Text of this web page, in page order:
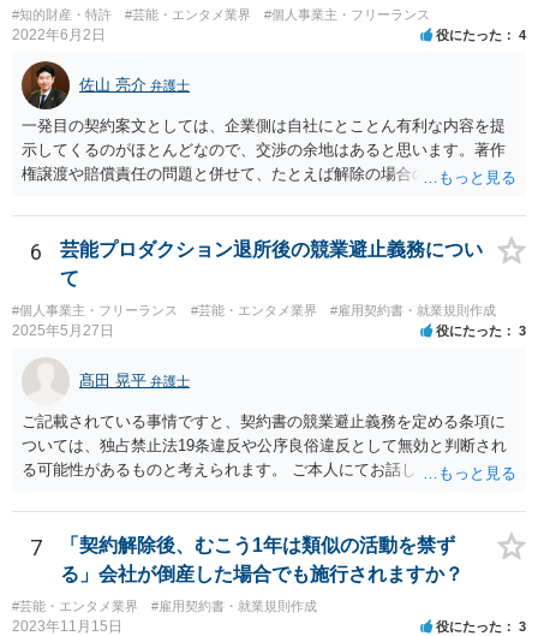
#知的財産・特許 #芸能・エンタメ業界 #個人事業主・フリーランス
2022年6月2日 役にたった 4
佐山 亮介 弁護士
一発目の契約案文としては、企業側は自社にとことん有利な内容を提
示してくるのがほとんどなので、交渉の余地はあると思います。著作
権譲渡や賠償責任の問題と併せて、たとえば解除の場合のクリエータ
ます（実際、民法の原則では一方的な委任契約の解除には、必要に応
じて損害の補償をしなければならないと定められています。） ただ、
そこで「これはうちの定型書式なので変更できない」といった趣旨の
して契約を見送られた方が良いように思います。
6
芸能プロダクション退所後の競業避止義務につい
て
#個人事業主・フリーランス #芸能・エンタメ業界 #雇用契約書・就業規則作成
2025年5月27日 役にたった 3
髙田 晃平 弁護士
ご記載されている事情ですと、契約書の競業避止義務を定める条項に
ついては、独占禁止法19条違反や公序良俗違反として無効と判断され
る可能性があるものと考えられます。 ご本人にてお話しを進められる
で、弁護士を通じて交渉することも選択肢として取り得るかと思われ
ます。
7
「契約解除後、むこう1年は類似の活動を禁ず
る」会社が倒産した場合でも施行されますか？
#芸能・エンタメ業界 #雇用契約書・就業規則作成
2023年11月15日 役にたった 3